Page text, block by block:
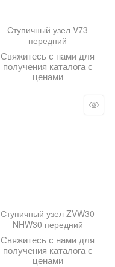
Ступичный узел V73
передний
Свяжитесь с нами для
получения каталога с
ценами
Ступичный узел ZVW30
NHW30 передний
Свяжитесь с нами для
получения каталога с
ценами